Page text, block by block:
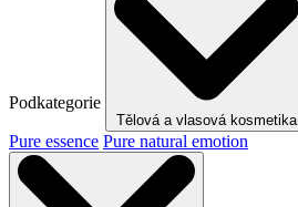
Podkategorie
Tělová a vlasová kosmetika
Pure essence Pure natural emotion